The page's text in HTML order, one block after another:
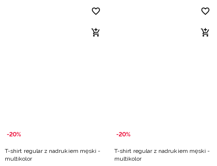
-20%
T-shirt regular z nadrukiem męski -
multikolor
-20%
T-shirt regular z nadrukiem męski -
multikolor